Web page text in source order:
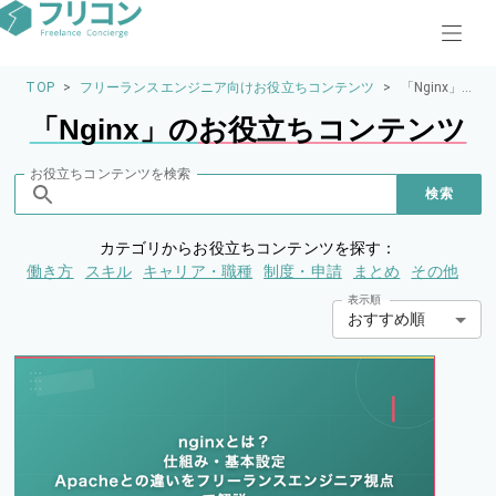
TOP > フリーランスエンジニア向けお役立ちコンテンツ >
「Nginx」
コンテンツ
「 Nginx 」のお役立ちコンテンツ
お役立ちコンテンツを検索
検索
カテゴリからお役立ちコンテンツを探す：
働き方
スキル キャリア・職種 制度・申請 まとめ その他
表示順
おすすめ順